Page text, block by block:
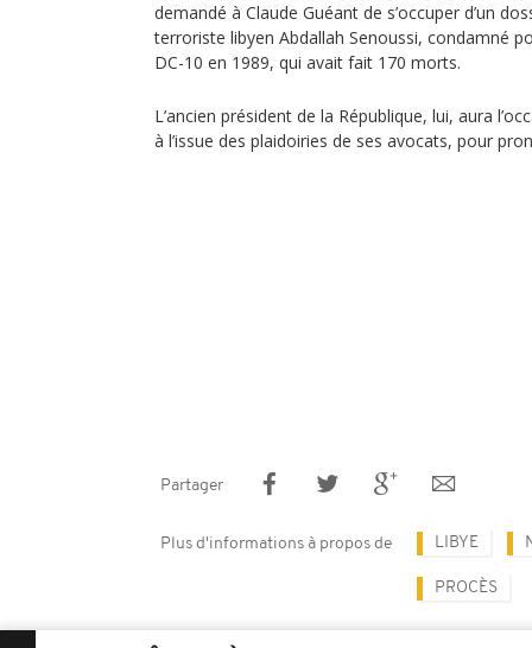
demandé à Claude Guéant de s’occuper d’un
terroriste libyen Abdallah Senoussi, condamné
DC-10 en 1989, qui avait fait 170 morts.
L’ancien président de la République, lui, aura
à l’issue des plaidoiries de ses avocats, pour
Partager
Plus d'informations à propos de LIBYE
PROCÈS